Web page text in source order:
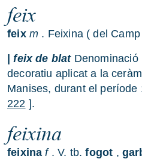
feix
feix m . Feixina ( del
|feix de blatDenominació
decoratiu aplicat a la
Manises, durant el període
222 ].
feixina
feixina f. V. tb.fogot ,